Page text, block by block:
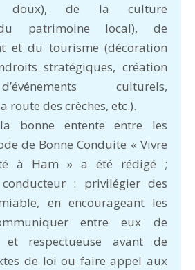
doux), de la culture
patrimoine local), de
et du tourisme (décoration
stratégiques, création
culturels,
route des crèches, etc.).
bonne entente entre les
de Bonne Conduite « Vivre
à Ham » a été rédigé ;
: privilégier des
en encourageant les
entre eux de
respectueuse avant de
de loi ou faire appel aux